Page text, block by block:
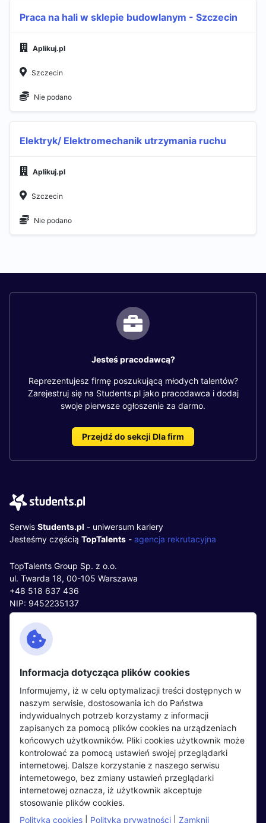
Praca na hali w sklepie budowlanym - Szczecin
Aplikuj.pl
Szczecin
Nie podano
Elektryk/ Elektromechanik utrzymania ruchu
Aplikuj.pl
Szczecin
Nie podano
Jesteś pracodawcą?
Reprezentujesz firmę poszukującą młodych talentów?
Zarejestruj się na Students.pl jako pracodawca i dodaj
swoje pierwsze ogłoszenie za darmo.
Przejdź do sekcji Dla firm
Serwis Students.pl - uniwersum kariery
Jesteśmy częścią TopTalents - agencja rekrutacyjna
TopTalents Group Sp. z o.o.
ul. Twarda 18, 00-105 Warszawa
+48 518 637 436
NIP: 9452235137
Kontakt
Facebook
Twitter
LinkedIn
Partnerzy
Wydarzenia
Kandydaci
Regulamin kandydata
Oferty pracy
Pracodawcy
Opinie o pracodawcach
Pracodawcy
Regulamin pracodawcy
Dodaj ogłoszenie
Informacja dotycząca plików cookies
Informujemy, iż w celu optymalizacji treści dostępnych w
naszym serwisie, dostosowania ich do Państwa
indywidualnych potrzeb korzystamy z informacji
zapisanych za pomocą plików cookies na urządzeniach
końcowych użytkowników. Pliki cookies użytkownik może
kontrolować za pomocą ustawień swojej przeglądarki
internetowej. Dalsze korzystanie z naszego serwisu
internetowego, bez zmiany ustawień przeglądarki
internetowej oznacza, iż użytkownik akceptuje
stosowanie plików cookies.
Polityka cookies
Polityka prywatności Zamknij